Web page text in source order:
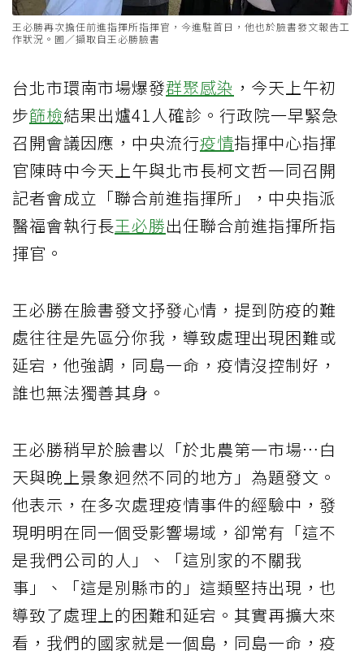
王必勝再次擔任前進指揮所指揮官，今進駐首日，他也於臉書發文報告工
作狀況。圖／擷取自王必勝臉書
台北市環南市場爆發群聚感染 ，今天上午初
步篩檢結果出爐41人確診。行政院一早緊急
召開會議因應，中央流行疫情指揮中心指揮
官陳時中今天上午與北市長柯文哲一同召開
記者會成立「聯合前進指揮所」，中央指派
醫福會執行長王必勝出任聯合前進指揮所指
揮官。
王必勝在臉書發文抒發心情，提到防疫的難
處往往是先區分你我，導致處理出現困難或
延宕，他強調，同島一命，疫情沒控制好，
誰也無法獨善其身。
王必勝稍早於臉書以「於北農第一市場…白
天與晚上景象迥然不同的地方」為題發文。
他表示，在多次處理疫情事件的經驗中，發
現明明在同一個受影響場域，卻常有「這不
是我們公司的人」、「這別家的不關我
事」、「這是別縣市的」這類堅持出現，也
導致了處理上的困難和延宕。其實再擴大來
看，我們的國家就是一個島，同島一命，疫